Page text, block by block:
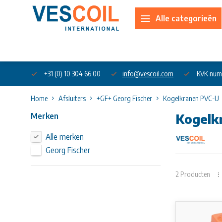
Alle categorieën
+31 (0) 10 304 66 00 info@vescoil.com KVK
Home Afsluiters +GF+ Georg Fischer Kogelkranen PVC-U
Merken
Alle merken
Georg Fischer
Op
DN10-50
•
2 Producten